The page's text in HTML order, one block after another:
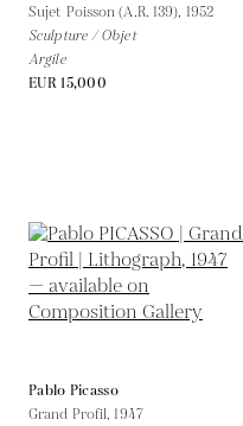
Sujet Poisson (A.R. 139), 1952
Sculpture / Objet
Argile
EUR 15,000
Pablo Picasso
Grand Profil,1947